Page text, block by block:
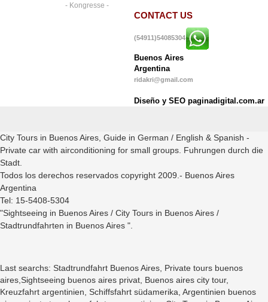
- Kongresse -
CONTACT US
(54911)54085304
Buenos Aires
Argentina
ridakri@gmail.com
Diseño y SEO paginadigital.com.ar
City Tours in Buenos Aires, Guide in German / English & Spanish -
Private car with airconditioning for small groups. Fuhrungen durch die
Stadt.
Todos los derechos reservados copyright 2009.- Buenos Aires
Argentina
Tel: 15-5408-5304
"Sightseeing in Buenos Aires / City Tours in Buenos Aires /
Stadtrundfahrten in Buenos Aires ".
Last searchs: Stadtrundfahrt Buenos Aires, Private tours buenos
aires,Sightseeing buenos aires privat, Buenos aires city tour,
Kreuzfahrt argentinien, Schiffsfahrt südamerika, Argentinien buenos